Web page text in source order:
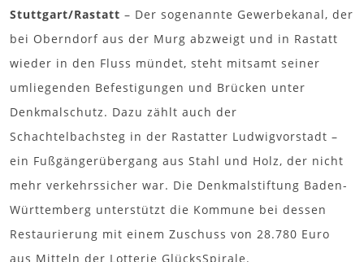
Stuttgart/Rastatt – Der sogenannte Gewerbekanal, der
bei Oberndorf aus der Murg abzweigt und in Rastatt
wieder in den Fluss mündet, steht mitsamt seiner
umliegenden Befestigungen und Brücken unter
Denkmalschutz. Dazu zählt auch der
Schachtelbachsteg in der Rastatter Ludwigvorstadt –
ein Fußgängerübergang aus Stahl und Holz, der nicht
mehr verkehrssicher war. Die Denkmalstiftung Baden-
Württemberg unterstützt die Kommune bei dessen
Restaurierung mit einem Zuschuss von 28.780 Euro
aus Mitteln der Lotterie GlücksSpirale.